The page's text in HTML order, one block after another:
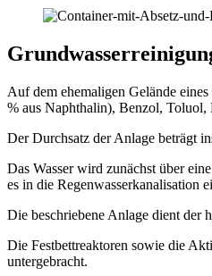
Auf dem ehemaligen Gelände
% aus Naphthalin), Benzol,
Der Durchsatz der Anlage beträgt
Das Wasser wird zunächst über
es in die Regenwasserkanalisation
Die beschriebene Anlage dient der
Die Festbettreaktoren sowie die
untergebracht.